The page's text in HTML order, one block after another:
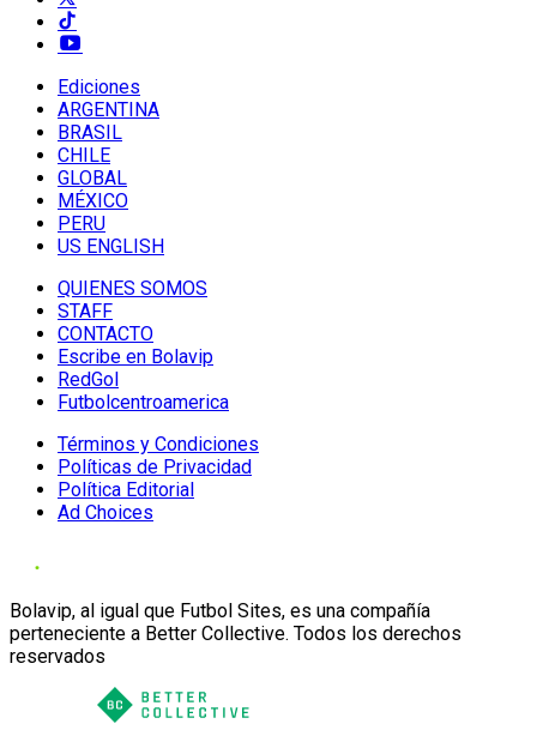
Ediciones
ARGENTINA
BRASIL
CHILE
GLOBAL
MÉXICO
PERU
US ENGLISH
QUIENES SOMOS
STAFF
CONTACTO
Escribe en Bolavip
RedGol
Futbolcentroamerica
Términos y Condiciones
Políticas de Privacidad
Política Editorial
Ad Choices
Bolavip, al igual que Futbol Sites, es una compañía
perteneciente a Better Collective. Todos los derechos
reservados